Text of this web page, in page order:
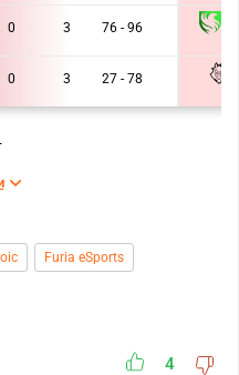
0 3 76 - 96
0 3 27 - 78
Furia eSports
4